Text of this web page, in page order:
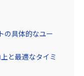
の具体的なユー
と最適なタイミ